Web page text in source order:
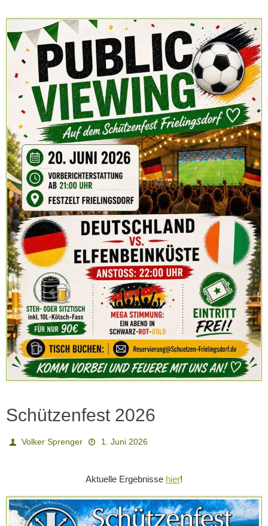
Schützenfest 2026
Volker Sprenger 1. Juni 2026
Aktuelle Ergebnisse hier!